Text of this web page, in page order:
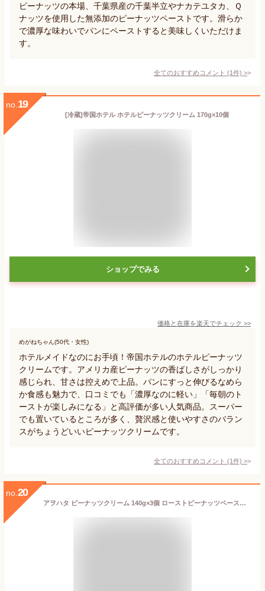
ピーナッツの本場、千葉県産の千葉半立やナカテユタカ、Ｑ
ナッツを使用した無添加のピーナッツペーストです。滑らか
で濃厚な味わいでパンにペーストすると美味しくいただけま
す。
全てのおすすめコメント (1件) >
no. 19
[冷蔵]帝国ホテル ホテルピーナッツクリーム 170g×10個
ショップでみる
価格と在庫を楽天でチェック >>
めがねちゃん(50代・女性)
ホテルメイドなのにお手頃！帝国ホテルのホテルピーナッツ
クリームです。アメリカ産ピーナッツの香ばしさがしっかり
感じられ、甘さは控えめで上品。パンにすっと伸びるなめら
か食感も魅力で、口コミでも「濃厚なのに軽い」「毎朝のト
ーストが楽しみになる」と高評価が多い人気商品。スーパー
でも置いているところが多く、贅沢感と使いやすさのバラン
スがちょうどいいピーナッツクリームです。
全てのおすすめコメント (1件) >
no. 20
アヲハタ ピーナッツクリーム 140g×3個 ローストピーナッツペースト使用 パンに塗りやすい